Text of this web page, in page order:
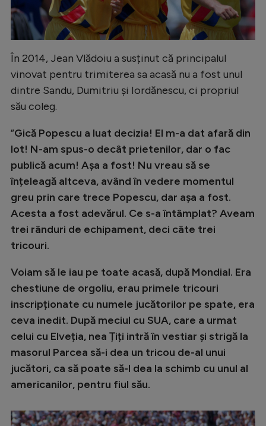
În 2014, Jean Vlădoiu a susținut că principalul
vinovat pentru trimiterea sa acasă nu a fost unul
dintre Sandu, Dumitriu și Iordănescu, ci propriul
său coleg.
”Gică Popescu a luat decizia! El m-a dat afară din
lot! N-am spus-o decât prietenilor, dar o fac
publică acum! Așa a fost! Nu vreau să se
înțeleagă altceva, având în vedere momentul
greu prin care trece Popescu, dar așa a fost.
Acesta a fost adevărul. Ce s-a întâmplat? Aveam
trei rânduri de echipament, deci câte trei
tricouri.
Voiam să le iau pe toate acasă, după Mondial. Era
chestiune de orgoliu, erau primele tricouri
inscripționate cu numele jucătorilor pe spate, era
ceva inedit. După meciul cu SUA, care a urmat
celui cu Elveția, nea Țiți intră în vestiar și strigă la
masorul Parcea să-i dea un tricou de-al unui
jucători, ca să poate să-l dea la schimb cu unul al
americanilor, pentru fiul său.